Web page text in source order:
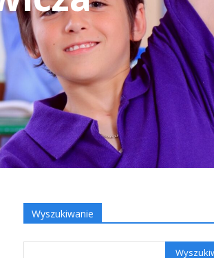
Wyszukiwanie